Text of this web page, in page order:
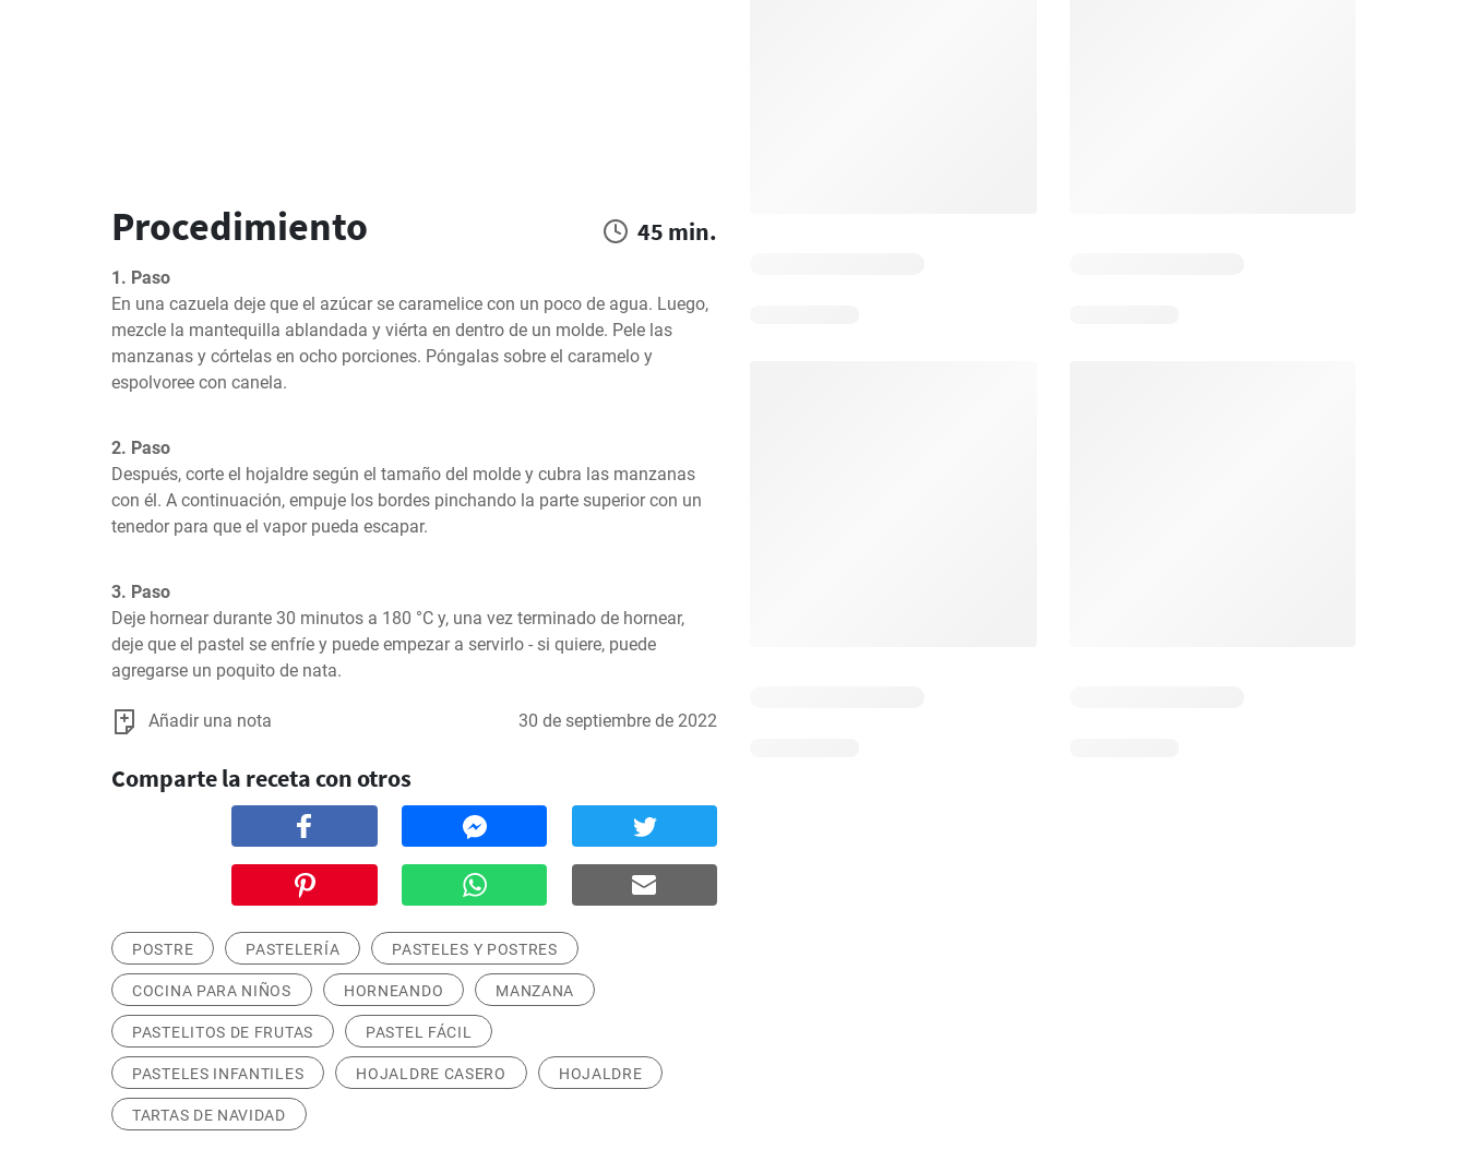
Procedimiento 45 min.
1. Paso
En una cazuela deje que el azúcar se caramelice con un poco de agua. Luego,
mezcle la mantequilla ablandada y viérta en dentro de un molde. Pele las
manzanas y córtelas en ocho porciones. Póngalas sobre el caramelo y
espolvoree con canela.
2. Paso
Después, corte el hojaldre según el tamaño del molde y cubra las manzanas
con él. A continuación, empuje los bordes pinchando la parte superior con un
tenedor para que el vapor pueda escapar.
3. Paso
Deje hornear durante 30 minutos a 180 °C y, una vez terminado de hornear,
deje que el pastel se enfríe y puede empezar a servirlo - si quiere, puede
agregarse un poquito de nata.
Añadir una nota 30 de septiembre de 2022
Comparte la receta con otros
POSTRE PASTELERÍA PASTELES Y POSTRES
COCINA PARA NIÑOS HORNEANDO MANZANA
PASTELITOS DE FRUTAS PASTEL FÁCIL
PASTELES INFANTILES HOJALDRE CASERO HOJALDRE
TARTAS DE NAVIDAD